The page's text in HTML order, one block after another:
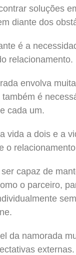
soluções
diante dos
é a
relacionamento.
envolva
é
cada um.
vida a dois e a
o
capaz de
o parceiro,
da namorada
externas.